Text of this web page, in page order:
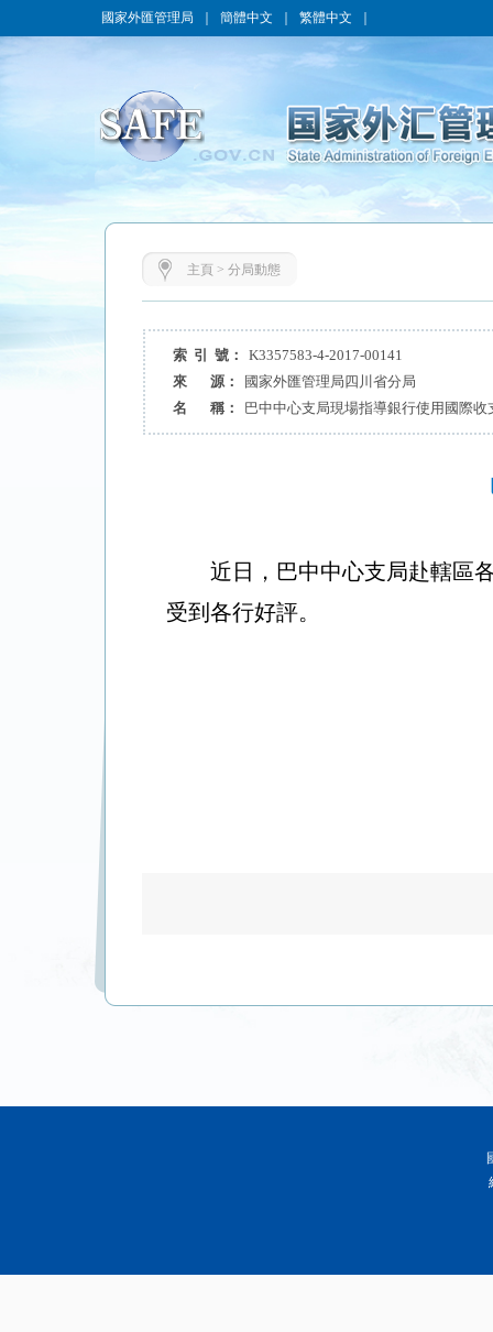
國家外匯管理局 簡體中文 繁體中文
主頁 > 分局動態
索 引 號：
K3357583-4-2017-00141
來 源：
國家外匯管理局四川省分局
名 稱：
巴中中心支局現場指導銀行使用國際收
近日，巴中中心支局赴轄區
受到各行好評。